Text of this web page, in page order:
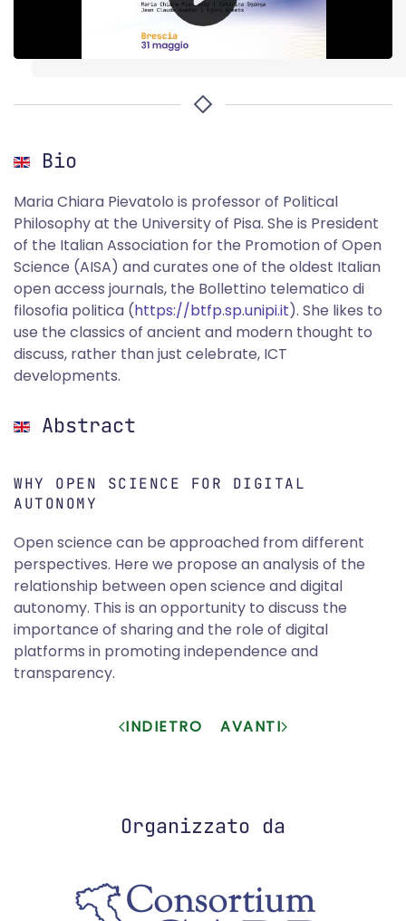
Bio
Maria Chiara Pievatolo is professor of Political
Philosophy at the University of Pisa. She is President
of the Italian Association for the Promotion of Open
Science (AISA) and curates one of the oldest Italian
open access journals, the Bollettino telematico di
filosofia politica (https://btfp.sp.unipi.it). She likes to
use the classics of ancient and modern thought to
discuss, rather than just celebrate, ICT
developments.
Abstract
WHY OPEN SCIENCE FOR DIGITAL
AUTONOMY
Open science can be approached from different
perspectives. Here we propose an analysis of the
relationship between open science and digital
autonomy. This is an opportunity to discuss the
importance of sharing and the role of digital
platforms in promoting independence and
transparency.
INDIETRO AVANTI
Organizzato da